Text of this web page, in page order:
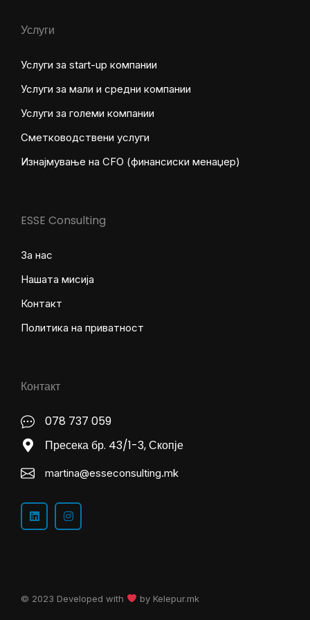
Услуги
Услуги за start-up компании
Услуги за мали и средни компании
Услуги за големи компании
Сметководствени услуги
Изнајмување на CFO (финансиски менаџер)
ESSE Consulting
За нас
Нашата мисија
Контакт
Политика на приватност
Контакт
078 737 059
Пресека бр. 43/1-3, Скопје
martina@esseconsulting.mk
© 2023 Developed with by Kelepur.mk